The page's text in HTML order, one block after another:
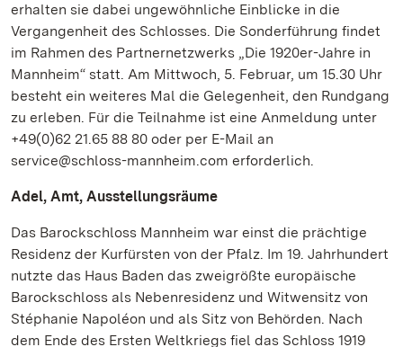
erhalten sie dabei ungewöhnliche Einblicke in die
Vergangenheit des Schlosses. Die Sonderführung findet
im Rahmen des Partnernetzwerks „Die 1920er-Jahre in
Mannheim“ statt. Am Mittwoch, 5. Februar, um 15.30 Uhr
besteht ein weiteres Mal die Gelegenheit, den Rundgang
zu erleben. Für die Teilnahme ist eine Anmeldung unter
+49(0)62 21.65 88 80 oder per E-Mail an
service@schloss-mannheim.com erforderlich.
Adel, Amt, Ausstellungsräume
Das Barockschloss Mannheim war einst die prächtige
Residenz der Kurfürsten von der Pfalz. Im 19. Jahrhundert
nutzte das Haus Baden das zweigrößte europäische
Barockschloss als Nebenresidenz und Witwensitz von
Stéphanie Napoléon und als Sitz von Behörden. Nach
dem Ende des Ersten Weltkriegs fiel das Schloss 1919